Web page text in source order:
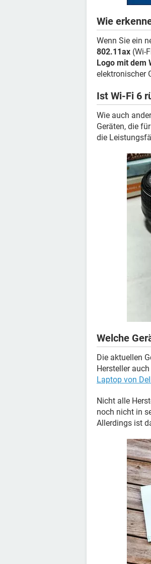
Wie
Wenn Sie ein
802.11ax (Wi-
Logo mit dem
elektronischer
Ist Wi-Fi 6
Wie auch
Geräten, die
die
Welche
Die aktuellen
Hersteller
Laptop von
Nicht alle
noch nicht in
Allerdings ist